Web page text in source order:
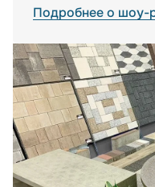
Подробнее о шоу-